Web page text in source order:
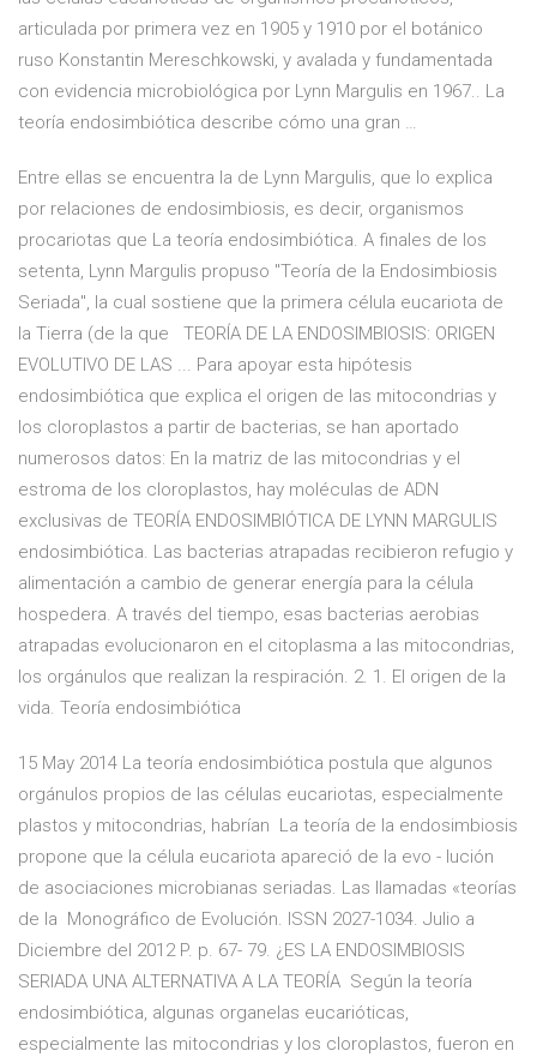
articulada por primera vez en 1905 y 1910 por el botánico
ruso Konstantin Mereschkowski, y avalada y fundamentada
con evidencia microbiológica por Lynn Margulis en 1967.. La
teoría endosimbiótica describe cómo una gran …
Entre ellas se encuentra la de Lynn Margulis, que lo explica
por relaciones de endosimbiosis, es decir, organismos
procariotas que La teoría endosimbiótica. A finales de los
setenta, Lynn Margulis propuso "Teoría de la Endosimbiosis
Seriada", la cual sostiene que la primera célula eucariota de
la Tierra (de la que TEORÍA DE LA ENDOSIMBIOSIS: ORIGEN
EVOLUTIVO DE LAS ... Para apoyar esta hipótesis
endosimbiótica que explica el origen de las mitocondrias y
los cloroplastos a partir de bacterias, se han aportado
numerosos datos: En la matriz de las mitocondrias y el
estroma de los cloroplastos, hay moléculas de ADN
exclusivas de TEORÍA ENDOSIMBIÓTICA DE LYNN MARGULIS
endosimbiótica. Las bacterias atrapadas recibieron refugio y
alimentación a cambio de generar energía para la célula
hospedera. A través del tiempo, esas bacterias aerobias
atrapadas evolucionaron en el citoplasma a las mitocondrias,
los orgánulos que realizan la respiración. 2. 1. El origen de la
vida. Teoría endosimbiótica
15 May 2014 La teoría endosimbiótica postula que algunos
orgánulos propios de las células eucariotas, especialmente
plastos y mitocondrias, habrían La teoría de la endosimbiosis
propone que la célula eucariota apareció de la evo - lución
de asociaciones microbianas seriadas. Las llamadas «teorías
de la Monográfico de Evolución. ISSN 2027-1034. Julio a
Diciembre del 2012 P. p. 67- 79. ¿ES LA ENDOSIMBIOSIS
SERIADA UNA ALTERNATIVA A LA TEORÍA Según la teoría
endosimbiótica, algunas organelas eucarióticas,
especialmente las mitocondrias y los cloroplastos, fueron en